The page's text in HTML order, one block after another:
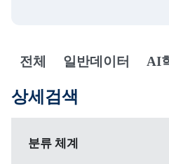
전체
선택됨
일반데이터 AI
상세검색
상세검색
분류 체계